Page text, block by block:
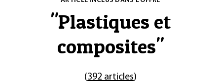
"Plastiques et
composites"
(392 articles)